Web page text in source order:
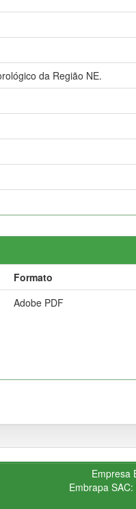
da Região NE.
Formato
Adobe PDF
Empresa
Embrapa SAC: